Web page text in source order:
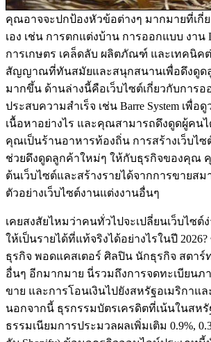
คุณอาจจะปกป้องหัวข้อต่างๆ มากมายที่เกี่
เอง เช่น การตกแต่งบ้าน การออกแบบ งา
การเกษตร เคล็ดลับ ผลิตภัณฑ์ และเทคนิค
สัญญาณที่ทันสมัยและสนุกสนานเพื่อดึงดูด
มากขึ้น ด้านล่างนี้คือเว็บไซต์เกี่ยวกับการอ
ประสบความสำเร็จ เช่น Barre System เพื่อ
เนื้อหาอย่างไร และคุณสามารถดึงดูดผู้คน
คุณเป็นร้านอาหารท้องถิ่น การสร้างเว็บไซ
ช่วยดึงดูดลูกค้าใหม่ๆ ให้กับธุรกิจของคุณ
ต้นเว็บไซต์และสร้างรายได้จากการขายสม
ตัวอย่างเว็บไซต์งานแต่งงานอื่นๆ
เคยสงสัยไหมว่าคนทั่วไปจะเปลี่ยนเว็บไซต์
ให้เป็นรายได้ที่แท้จริงได้อย่างไรในปี
ธุรกิจ พอดแคสเตอร์ ศิลปิน นักธุรกิจ สตาร์
อื่นๆ อีกมากมาย นี่รวมถึงการจดทะเบียนภ
ขาย และการโอนเงินไปยังสหรัฐอเมริกาแ
นอกจากนี้ ธุรกรรมบัตรเครดิตที่เน้นในสหรั
ธรรมเนียมการประมวลผลเพิ่มเติม 0.9%,